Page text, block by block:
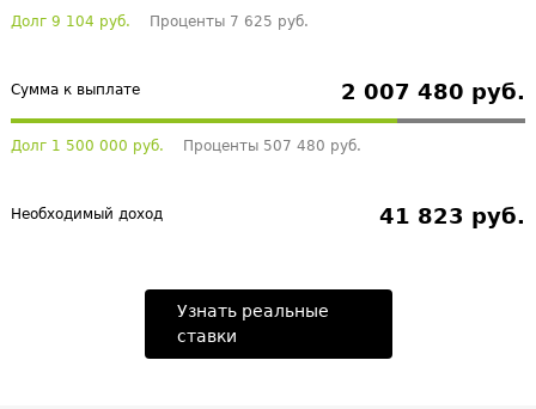
Долг 9 104 руб. Проценты 7 625 руб.
Сумма к выплате 2 007 480 руб.
Долг 1 500 000 руб. Проценты 507 480 руб.
Необходимый доход 41 823 руб.
Узнать реальные
ставки